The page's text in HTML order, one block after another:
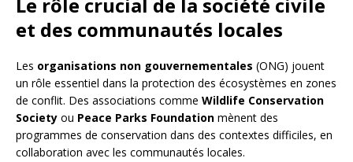
Le rôle crucial de la société civile
et des communautés locales
Les organisations non gouvernementales (ONG) jouent
un rôle essentiel dans la protection des écosystèmes en zones
de conflit. Des associations comme Wildlife Conservation
Society ou Peace Parks Foundation mènent des
programmes de conservation dans des contextes difficiles, en
collaboration avec les communautés locales.